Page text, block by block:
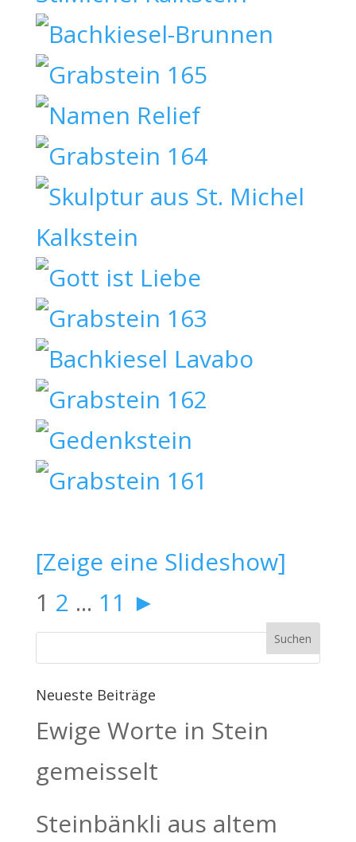
[Zeige eine Slideshow]
1 2 ... 11 ►
Neueste Beiträge
Ewige Worte in Stein
gemeisselt
Steinbänkli aus altem